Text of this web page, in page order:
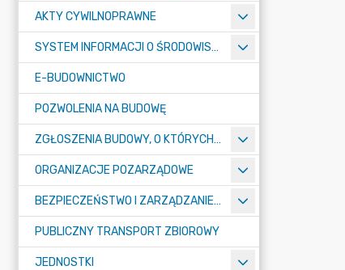
AKTY CYWILNOPRAWNE
SYSTEM INFORMACJI O ŚRODOWISKU
E-BUDOWNICTWO
POZWOLENIA NA BUDOWĘ
ZGŁOSZENIA BUDOWY, O KTÓRYCH MOWA W ART. 29 UST. 1 PKT 1A, 2B I 19A USTAWY PRAWO BUDOWLANE
ORGANIZACJE POZARZĄDOWE
BEZPIECZEŃSTWO I ZARZĄDZANIE KRYZYSOWE
PUBLICZNY TRANSPORT ZBIOROWY
JEDNOSTKI